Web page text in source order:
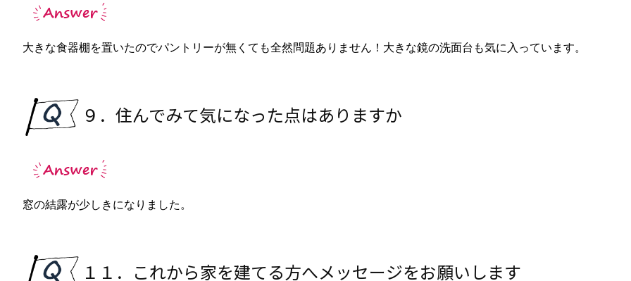
大きな食器棚を置いたのでパントリーが無くても全然問題ありません！大きな鏡の洗面台も気に入っています。
９．住んでみて気になった点はありますか
窓の結露が少しきになりました。
１１．これから家を建てる方へメッセージをお願いします